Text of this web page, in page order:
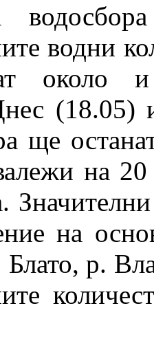
водни
около и
(18.05)
ще
на
на
Блато, р.